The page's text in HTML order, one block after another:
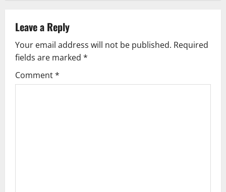
v
i
g
Leave a Reply
Your email address will not be published. Required
fields are marked *
Comment*